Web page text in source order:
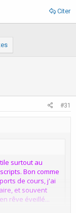
Citer
#31
surtout au
Bon comme
de cours, j'ai
et souvent
rêve éveillé...